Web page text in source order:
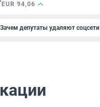
EUR 94,06
Зачем депутаты удаляют соцсети